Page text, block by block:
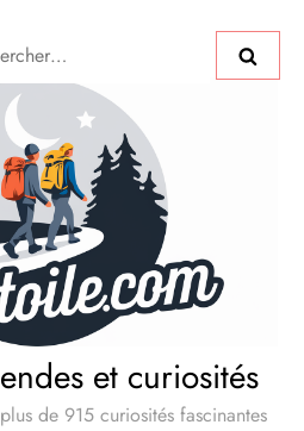
et curiosités
de 915 curiosités fascinantes